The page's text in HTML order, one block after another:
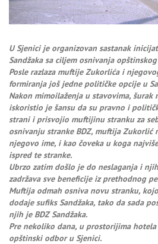
U Sjenici je organizovan sastanak
Sandžaka sa ciljem osnivanja
Posle razlaza muftije Zukorlića i
formiranja još jedne političke opcije u
Nakon mimoilaženja u stavovima, šurak
iskoristio je šansu da su pravno i
strani i prisvojio muftijinu stranku za
osnivanju stranke BDZ, muftija Zukorlić
njegovo ime, i kao čoveka u koga
ispred te stranke.
Ubrzo zatim došlo je do neslaganja i
zadržava sve beneficije iz prethodnog
Muftija odmah osniva novu stranku,
dodaje sufiks Sandžaka, tako da sada
njih je BDZ Sandžaka.
Pre nekoliko dana, u prostorijima hotela
opštinski odbor u Sjenici.